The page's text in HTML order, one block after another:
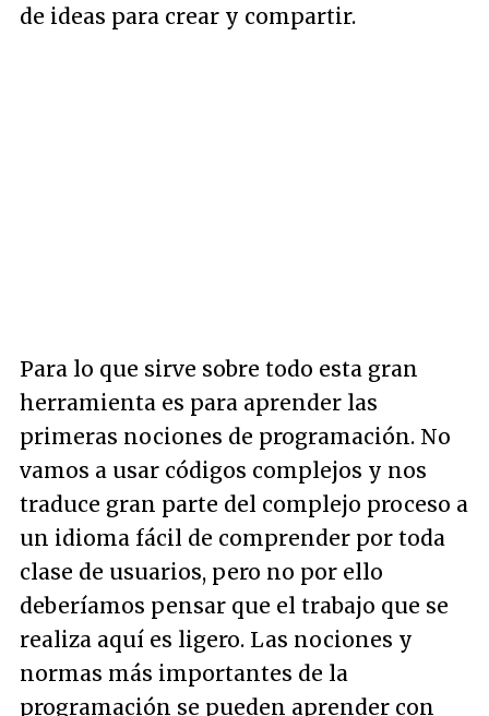
de ideas para crear y compartir.
Para lo que sirve sobre todo esta gran
herramienta es para aprender las
primeras nociones de programación. No
vamos a usar códigos complejos y nos
traduce gran parte del complejo proceso a
un idioma fácil de comprender por toda
clase de usuarios, pero no por ello
deberíamos pensar que el trabajo que se
realiza aquí es ligero. Las nociones y
normas más importantes de la
programación se pueden aprender con